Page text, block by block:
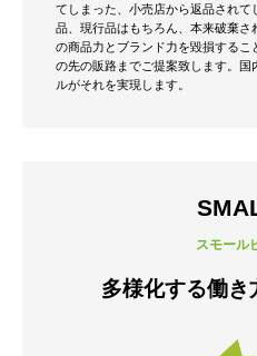
てしまった、小売店から返品されて
品、現行品はもちろん、本来破棄
の商品力とブランド力を毀損するこ
の先の販路までご提案致します。
国
ルがそれを実現します。
スモール
多様化する働き